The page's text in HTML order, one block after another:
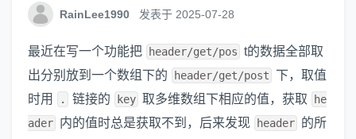
RainLee1990 发表于 2025-07-28
最近在写一个功能把 header/get/pos t的数据全部取
出分别放到一个数组下的
header/get/post
下，取值
时用
. 链接的 key 取多维数组下相应的值，获取
he
ader 内的值时总是获取不到，后来发现 header 的所